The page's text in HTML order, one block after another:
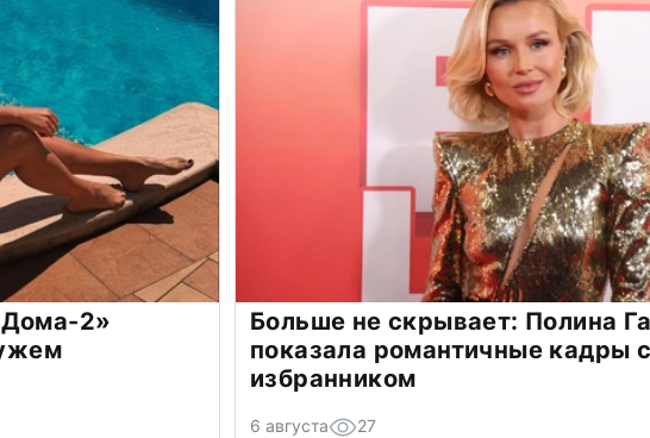
2»
Больше не скрывает: Полина
показала романтичные кадры
избранником
6 августа 27